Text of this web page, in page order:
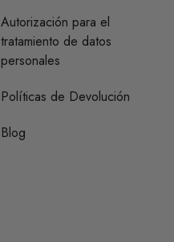
Autorización para el
tratamiento de datos
personales
Políticas de Devolución
Blog